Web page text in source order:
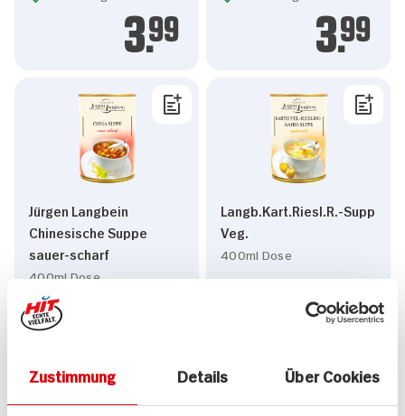
Zustimmung Details Über Cookies
3.99 3.99
Jürgen Langbein
Chinesische Suppe
sauer-scharf
400ml Dose
Langb.Kart.Riesl.R.-Supp
Veg.
400ml Dose
10x verfügbar
3.99